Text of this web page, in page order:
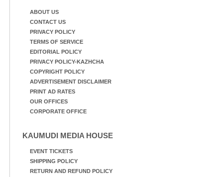
ABOUT US
CONTACT US
PRIVACY POLICY
TERMS OF SERVICE
EDITORIAL POLICY
PRIVACY POLICY-KAZHCHA
COPYRIGHT POLICY
ADVERTISEMENT DISCLAIMER
PRINT AD RATES
OUR OFFICES
CORPORATE OFFICE
KAUMUDI MEDIA HOUSE
EVENT TICKETS
SHIPPING POLICY
RETURN AND REFUND POLICY